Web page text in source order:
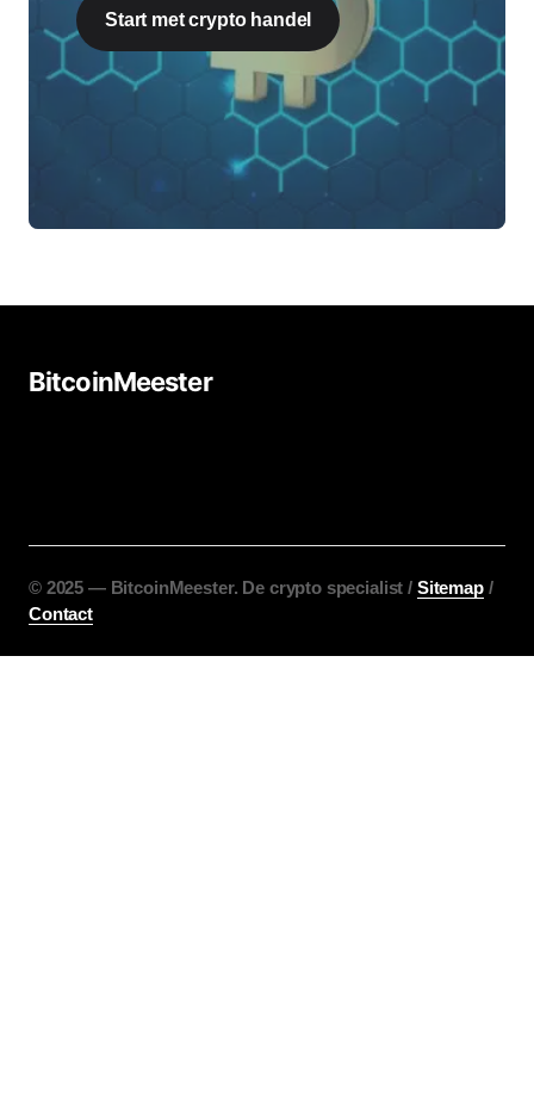
Start met crypto handel
BitcoinMeester
©️ 2025 — BitcoinMeester. De crypto specialist / Sitemap/
Contact